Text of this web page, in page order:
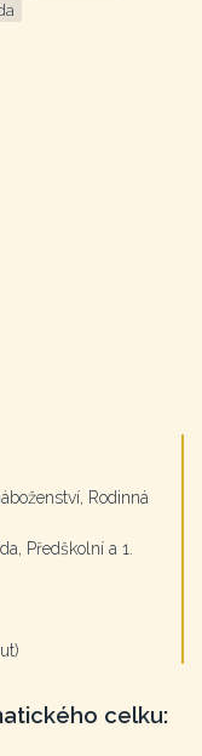
Rodinná
Předškolní a 1.
celku: